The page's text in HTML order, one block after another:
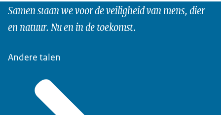
Samen staan we voor de veiligheid van mens, dier
en natuur. Nu en in de toekomst.
Andere talen